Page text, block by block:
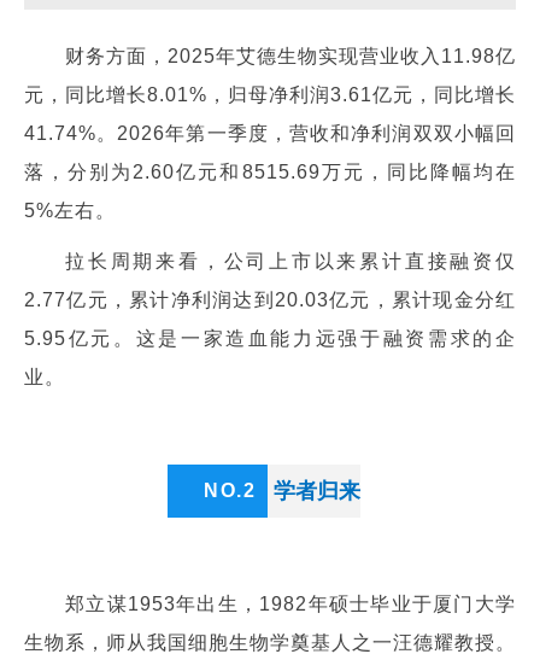
财务方面，2025年艾德生物实现营业收入11.98亿
元，同比增长8.01%，归母净利润3.61亿元，同比增长
41.74%。2026年第一季度，营收和净利润双双小幅回
落，分别为2.60亿元和8515.69万元，同比降幅均在
5%左右。
拉长周期来看，公司上市以来累计直接融资仅
2.77亿元，累计净利润达到20.03亿元，累计现金分红
5.95亿元。这是一家造血能力远强于融资需求的企
业。
NO.2 学者归来
郑立谋1953年出生，1982年硕士毕业于厦门大学
生物系，师从我国细胞生物学奠基人之一汪德耀教授。